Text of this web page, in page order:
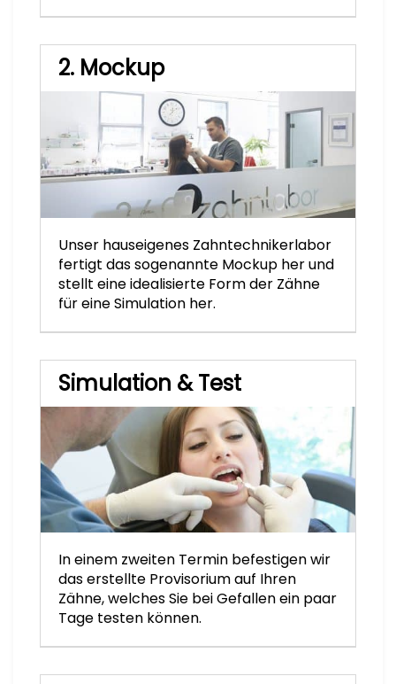
2. Mockup
Unser hauseigenes Zahntechnikerlabor
fertigt das sogenannte Mockup her und
stellt eine idealisierte Form der Zähne
für eine Simulation her.
Simulation & Test
In einem zweiten Termin befestigen wir
das erstellte Provisorium auf Ihren
Zähne, welches Sie bei Gefallen ein paar
Tage testen können.